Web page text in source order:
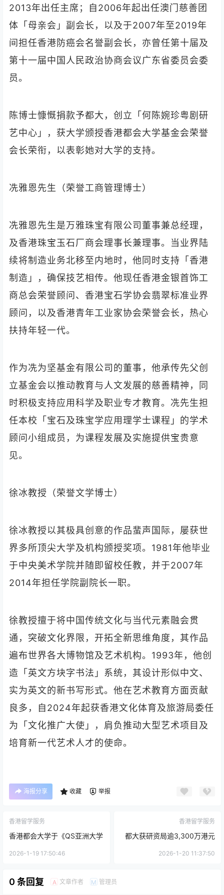
2013年出任主席；自2006年起出任澳门慈善团
体「母亲会」副会长，以及于2007年至2019年
间担任香港防癌会名誉副会长，亦曾任第十届及
第十一届中国人民政治协商会议广东省委员会委
员。
陈博士慷慨捐款予都大，创立「何陈婉珍粤剧研
艺中心」，获大学颁授香港都会大学基金会荣誉
会长荣衔，以表彰她对大学的支持。
冼雅恩先生（荣誉工商管理博士）
冼雅恩先生是万雅珠宝有限公司董事兼总经理，
及香港珠宝玉石厂商会理事长兼理事。当业界陆
续将制造业务北移至内地时，他同时支持「香港
制造」，确保技艺相传。他现任香港金银首饰工
商总会荣誉顾问、香港宝石学协会翡翠标准业界
顾问，以及香港青年工业家协会荣誉会长，热心
扶持年轻一代。
作为冼为坚基金有限公司的董事，他承传先父创
立基金会以推动教育与人文发展的慈善精神，同
时积极支持应用科学及职业专才教育。冼先生担
任本校「宝石及珠宝学应用理学士课程」的学术
顾问小组成员，为课程发展及实施提供宝贵意
见。
徐冰教授（荣誉文学博士）
徐冰教授以其极具创意的作品蜚声国际，屡获世
界多所顶尖大学及机构颁授奖项。1981年他毕业
于中央美术学院并随即留校任教，并于2007年
2014年担任学院副院长一职。
徐教授擅于将中国传统文化与当代元素融会贯
通，突破文化界限，开拓全新思维角度，其作品
遍布世界各大博物馆及艺术机构。1993年，他创
造「英文方块字书法」系统，其设计形似中文、
实为英文的新书写形式。他在艺术教育方面贡献
良多，自2024年起获香港文化体育及旅游局委任
为「文化推广大使」，肩负推动大型艺术项目及
培育新一代艺术人才的使命。
海报分享 收藏 举报
香港留学服务
香港都会大学于《QS亚洲大学
排名2026》位列393位 跃升
2026-1-19 17:50:46
香港留学服务
都大获研资局逾3,300万港元
研究资助 占总额逾三成七，续
2026-1-20 11:37:50
0 条回复 A 文章作者 M 管理员